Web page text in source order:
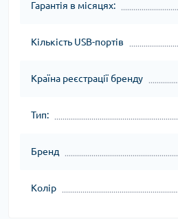
Гарантія в місяцях:
Кількість USB-портів
Країна реєстрації бренду
Тип:
Бренд
Колір